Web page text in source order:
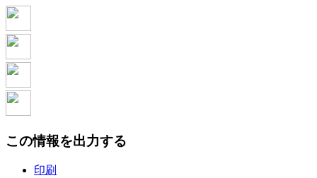
この情報を出力する
印刷